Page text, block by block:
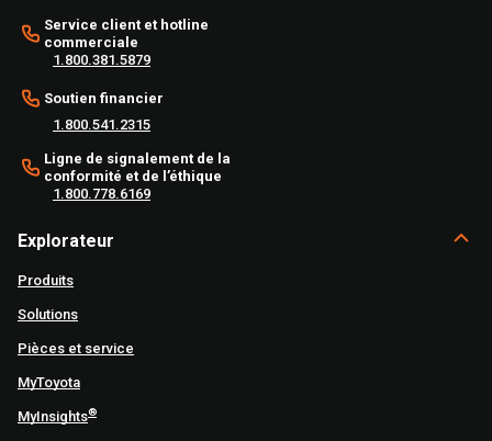
Service client et hotline
commerciale
1.800.381.5879
Soutien financier
1.800.541.2315
Ligne de signalement de la
conformité et de l’éthique
1.800.778.6169
Explorateur
Produits
Solutions
Pièces et service
MyToyota
MyInsights®